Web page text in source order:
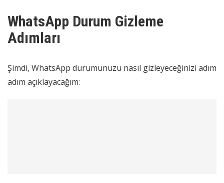
WhatsApp Durum Gizleme
Adımları
Şimdi, WhatsApp durumunuzu nasıl gizleyeceğinizi adım
adım açıklayacağım: